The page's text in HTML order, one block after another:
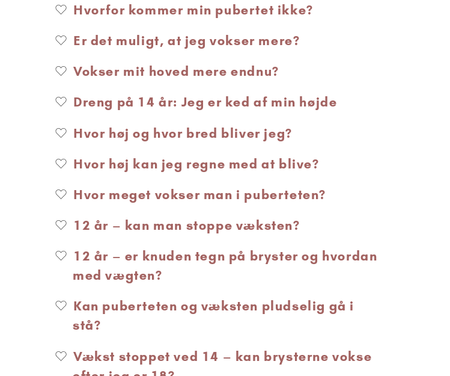
Hvorfor kommer min pubertet ikke?
Er det muligt, at jeg vokser mere?
Vokser mit hoved mere endnu?
Dreng på 14 år: Jeg er ked af min højde
Hvor høj og hvor bred bliver jeg?
Hvor høj kan jeg regne med at blive?
Hvor meget vokser man i puberteten?
12 år – kan man stoppe væksten?
12 år – er knuden tegn på bryster og hvordan
med vægten?
Kan puberteten og væksten pludselig gå i
stå?
Vækst stoppet ved 14 – kan brysterne vokse